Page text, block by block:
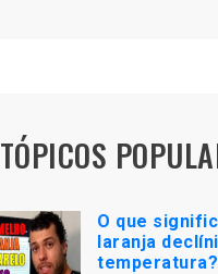
TÓPICOS
O que
laranja
temperatura?